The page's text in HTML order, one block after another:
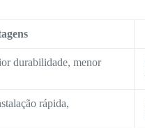
durabilidade, menor
rápida,